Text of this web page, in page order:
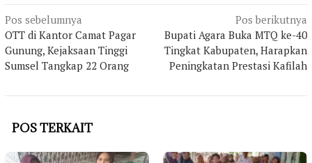
Navigasi
pos
Pos sebelumnya
OTT di Kantor Camat Pagar
Gunung, Kejaksaan Tinggi
Sumsel Tangkap 22 Orang
Pos berikutnya
Bupati Agara Buka MTQ ke-40
Tingkat Kabupaten, Harapkan
Peningkatan Prestasi Kafilah
POS TERKAIT